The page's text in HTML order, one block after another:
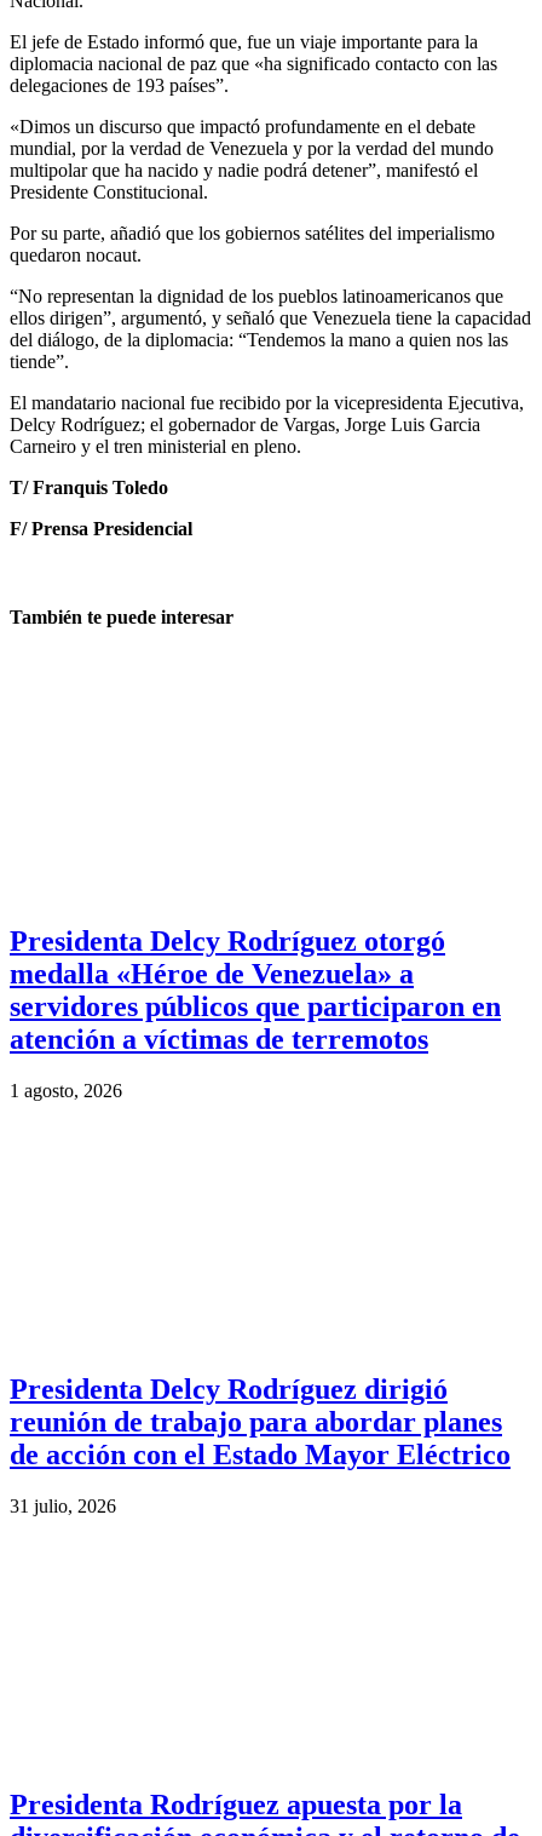
El jefe de Estado informó que, fue un viaje importante para la
diplomacia nacional de paz que «ha significado contacto con las
delegaciones de 193 países”.
«Dimos un discurso que impactó profundamente en el debate
mundial, por la verdad de Venezuela y por la verdad del mundo
multipolar que ha nacido y nadie podrá detener”, manifestó el
Presidente Constitucional.
Por su parte, añadió que los gobiernos satélites del imperialismo
quedaron nocaut.
“No representan la dignidad de los pueblos latinoamericanos que
ellos dirigen”, argumentó, y señaló que Venezuela tiene la capacidad
del diálogo, de la diplomacia: “Tendemos la mano a quien nos las
tiende”.
El mandatario nacional fue recibido por la vicepresidenta Ejecutiva,
Delcy Rodríguez; el gobernador de Vargas, Jorge Luis Garcia
Carneiro y el tren ministerial en pleno.
T/ Franquis Toledo
F/ Prensa Presidencial
También te puede interesar
Presidenta Delcy Rodríguez otorgó
medalla «Héroe de Venezuela» a
servidores públicos que participaron en
atención a víctimas de terremotos
1 agosto, 2026
Presidenta Delcy Rodríguez dirigió
reunión de trabajo para abordar planes
de acción con el Estado Mayor Eléctrico
31 julio, 2026
Presidenta Rodríguez apuesta por la